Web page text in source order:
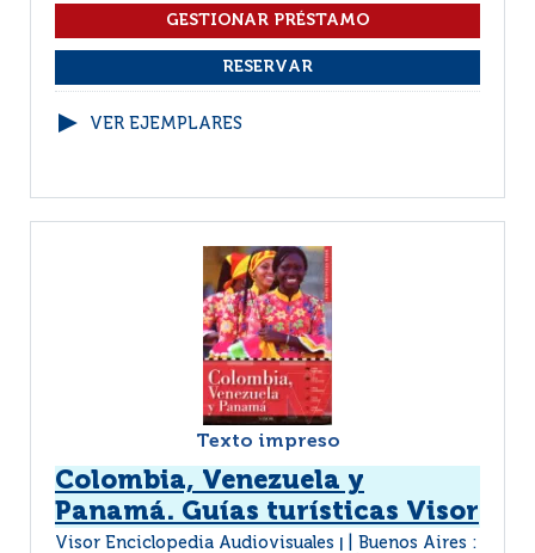
VER EJEMPLARES
Texto impreso
Colombia, Venezuela y
Panamá. Guías turísticas Visor
Visor Enciclopedia Audiovisuales
Buenos Aires :